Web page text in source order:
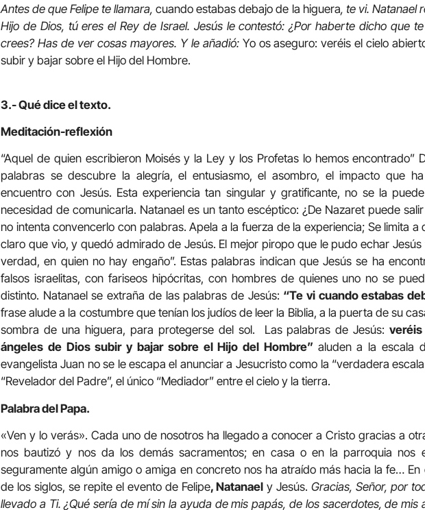
Antes de que Felipe te llamara,cuando estabas debajo de la higuera, te vi. Natanael
Hijo de Dios, tú eres el Rey de Israel. Jesús le contestó: ¿Por haberte dicho que
crees? Has de ver cosas mayores. Y le añadió: Yo os aseguro: veréis el cielo
subir y bajar sobre el Hijo del Hombre.
3.- Qué dice el texto.
Meditación-reflexión
“Aquel de quien escribieron Moisés y la Ley y los Profetas lo hemos encontrado”
palabras se descubre la alegría, el entusiasmo, el asombro, el impacto que
encuentro con Jesús. Esta experiencia tan singular y gratificante, no se la
necesidad de comunicarla. Natanael es un tanto escéptico: ¿De Nazaret puede
no intenta convencerlo con palabras. Apela a la fuerza de la experiencia; Se limita a
claro que vio, y quedó admirado de Jesús. El mejor piropo que le pudo echar Jesús
verdad, en quien no hay engaño”. Estas palabras indican que Jesús se ha
falsos israelitas, con fariseos hipócritas, con hombres de quienes uno no se
distinto. Natanael se extraña de las palabras de Jesús: “Te vi cuando estabas
frase alude a la costumbre que tenían los judíos de leer la Biblia, a la puerta de su
sombra de una higuera, para protegerse del sol. Las palabras de Jesús:
ángeles de Dios subir y bajar sobre el Hijo del Hombre” aluden a la escala
evangelista Juan no se le escapa el anunciar a Jesucristo como la “verdadera
“Revelador del Padre”, el único “Mediador” entre el cielo y la tierra.
Palabra del Papa.
«Ven y lo verás». Cada uno de nosotros ha llegado a conocer a Cristo gracias a
nos bautizó y nos da los demás sacramentos; en casa o en la parroquia nos
seguramente algún amigo o amiga en concreto nos ha atraído más hacia la fe…
de los siglos, se repite el evento de Felipe, Natanael y Jesús. Gracias, Señor, por
llevado a Ti. ¿Qué sería de mí sin la ayuda de mis papás, de los sacerdotes, de mis